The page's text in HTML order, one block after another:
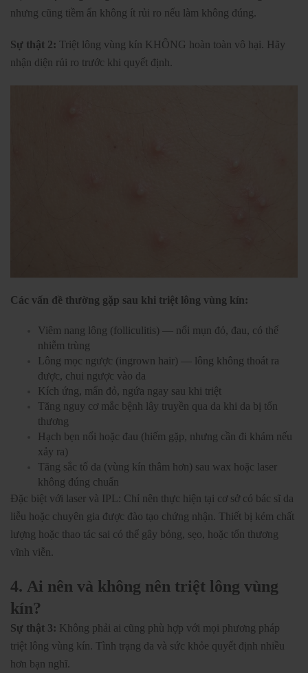
nhưng cũng tiềm ẩn không ít rủi ro nếu làm không đúng.
Sự thật 2: Triệt lông vùng kín KHÔNG hoàn toàn vô hại. Hãy
nhận diện rủi ro trước khi quyết định.
Các vấn đề thường gặp sau khi triệt lông vùng kín:
Viêm nang lông (folliculitis) — nổi mụn đỏ, đau, có thể
nhiễm trùng
Lông mọc ngược (ingrown hair) — lông không thoát ra
được, chui ngược vào da
Kích ứng, mẩn đỏ, ngứa ngay sau khi triệt
Tăng nguy cơ mắc bệnh lây truyền qua da khi da bị tổn
thương
Hạch bẹn nổi hoặc đau (hiếm gặp, nhưng cần đi khám nếu
xảy ra)
Tăng sắc tố da (vùng kín thâm hơn) sau wax hoặc laser
không đúng chuẩn
Đặc biệt với laser và IPL: Chỉ nên thực hiện tại cơ sở có bác sĩ da
liễu hoặc chuyên gia được đào tạo chứng nhận. Thiết bị kém chất
lượng hoặc thao tác sai có thể gây bỏng, sẹo, hoặc tổn thương
vĩnh viễn.
4. Ai nên và không nên triệt lông vùng
kín?
Sự thật 3: Không phải ai cũng phù hợp với mọi phương pháp
triệt lông vùng kín. Tình trạng da và sức khỏe quyết định nhiều
hơn bạn nghĩ.